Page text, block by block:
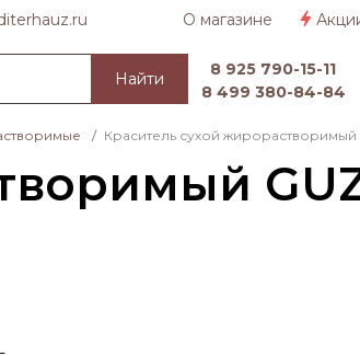
О магазине
Найти
8 925 790-15-11
8 499 380-84-84
/ Краситель сухой